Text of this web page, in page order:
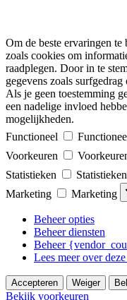
Om de beste ervaringen
zoals cookies om
raadplegen. Door in te
gegevens zoals
Als je geen toestemming
een nadelige invloed
mogelijkheden.
Functioneel
Voorkeuren
Statistieken
Statistieken
Marketing
Marketing
Beheer opties
Beheer diensten
Beheer
Lees meer over
Accepteren Weiger
Bekijk voorkeuren